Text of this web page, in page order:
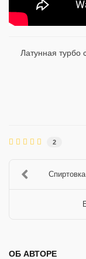
2
ОБ АВТОРЕ